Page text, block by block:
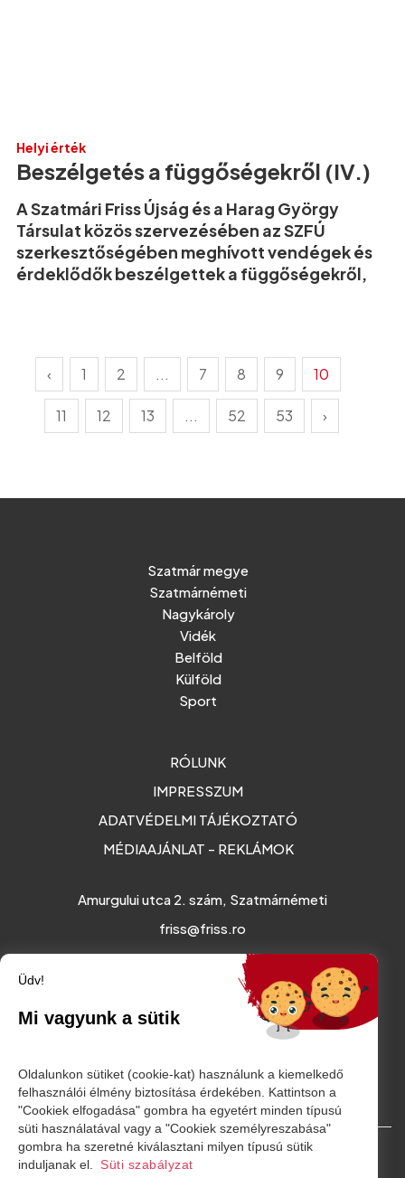
Helyi érték
Beszélgetés a függőségekről (IV.)
A Szatmári Friss Újság és a Harag György
Társulat közös szervezésében az SZFÚ
szerkesztőségében meghívott vendégek és
érdeklődők beszélgettek a függőségekről,
‹ 1 2 ... 7 8 9 10
11 12 13 ... 52 53 ›
Szatmár megye
Szatmárnémeti
Nagykároly
Vidék
Belföld
Külföld
Sport
RÓLUNK
IMPRESSZUM
ADATVÉDELMI TÁJÉKOZTATÓ
MÉDIAAJÁNLAT - REKLÁMOK
Amurgului utca 2. szám, Szatmárnémeti
friss@friss.ro
© Minden jog fenntartva. 2026
Üdv!
Mi vagyunk a sütik
Oldalunkon sütiket (cookie-kat) használunk a kiemelkedő
felhasználói élmény biztosítása érdekében. Kattintson a
"Cookiek elfogadása" gombra ha egyetért minden típusú
süti használatával vagy a "Cookiek személyreszabása"
gombra ha szeretné kiválasztani milyen típusú sütik
induljanak el.
Süti szabályzat